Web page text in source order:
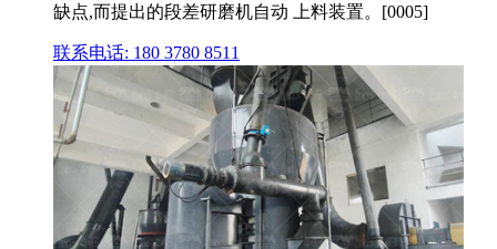
缺点,而提出的段差研磨机自动 上料装置。[0005]
联系电话: 180 3780 8511